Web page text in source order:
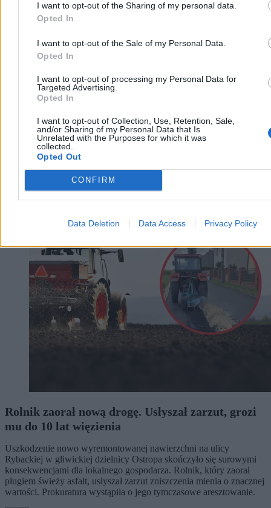
I want to opt-out of the Sharing of my personal data.
Opted In
I want to opt-out of the Sale of my Personal Data.
Opted In
I want to opt-out of processing my Personal Data for
Targeted Advertising.
Opted In
I want to opt-out of Collection, Use, Retention, Sale,
and/or Sharing of my Personal Data that Is
Unrelated with the Purposes for which it was
collected.
Opted Out
CONFIRM
Data Deletion Data Access Privacy Policy
Agnieszka Waś-Turecka
Reklama
Reklama
Rolnik zaorał nową drogę. Usłyszał zarzut, grozi
mu do 10 lat więzienia
Uszkodzenie nowo wyremontowanej nawierzchni na ulicy
Rybackiej w gliwickiej dzielnicy Ostropa skończyło się surowymi
konsekwencjami dla lokalnego gospodarza. Rolnik, który zaorał
pługiem świeży asfalt, usłyszał zarzut zniszczenia mienia o znacznej
wartości. Prokuratura wystąpiła o jego tymczasowe aresztowanie.